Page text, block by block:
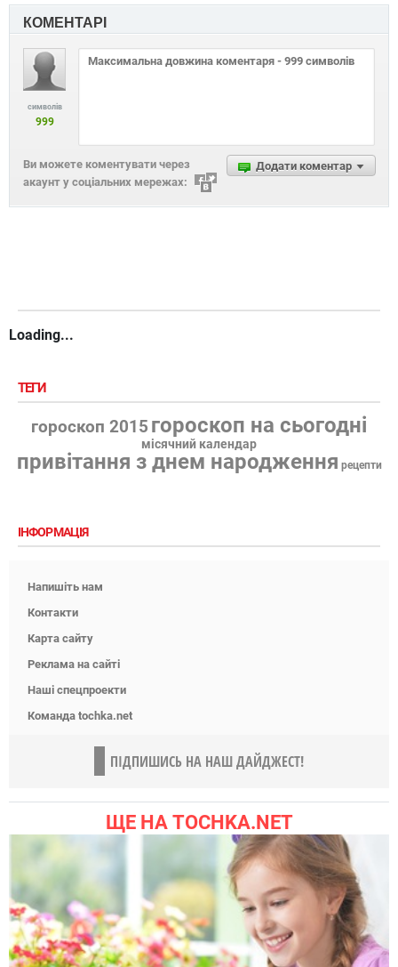
КОМЕНТАРІ
символів
999
Додати коментар
Ви можете коментувати через
акаунт у соціальних мережах:
Loading...
ТЕГИ
гороскоп 2015 гороскоп на сьогодні
місячний календар
привітання з днем народження рецепти
ІНФОРМАЦІЯ
Напишіть нам
Контакти
Карта сайту
Реклама на сайті
Наші спецпроекти
Команда tochka.net
ПІДПИШИСЬ НА НАШ ДАЙДЖЕСТ!
ЩЕ НА TOCHKA.NET